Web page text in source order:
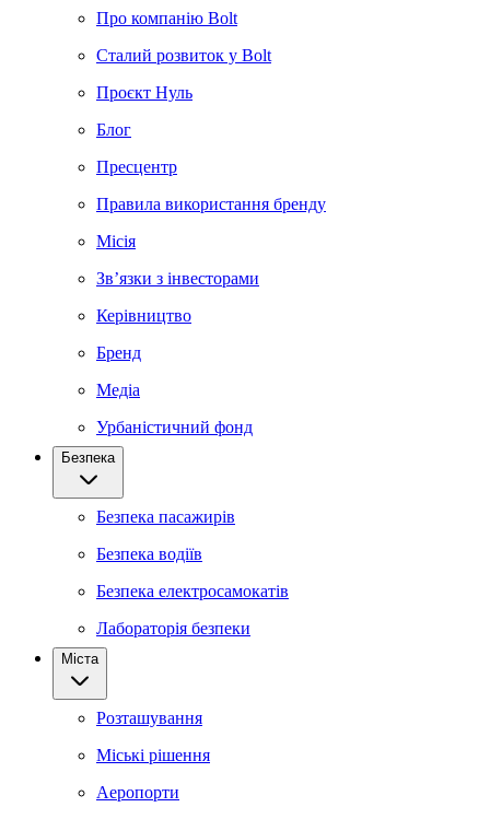
Про компанію Bolt
Сталий розвиток у Bolt
Проєкт Нуль
Блог
Пресцентр
Правила використання бренду
Місія
Зв’язки з інвесторами
Керівництво
Бренд
Медіа
Урбаністичний фонд
Безпека
Безпека пасажирів
Безпека водіїв
Безпека електросамокатів
Лабораторія безпеки
Міста
Розташування
Міські рішення
Аеропорти